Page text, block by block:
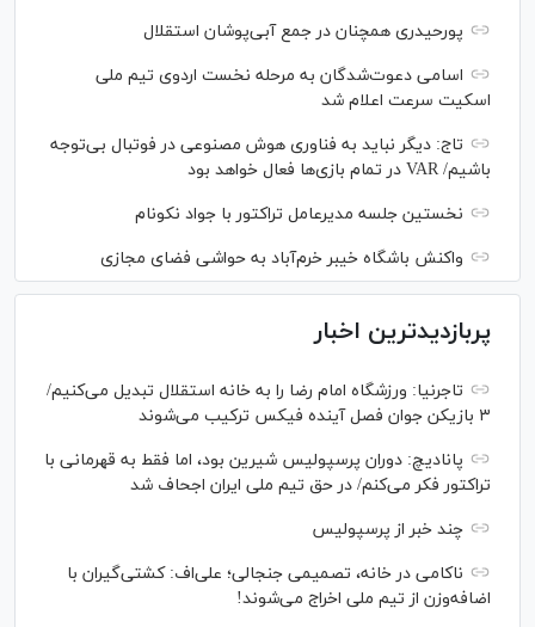
پورحیدری همچنان در جمع آبی‌پوشان استقلال
اسامی دعوت‌شدگان به مرحله نخست اردوی تیم ملی
اسکیت سرعت اعلام شد
تاج: دیگر نباید به فناوری هوش مصنوعی در فوتبال بی‌توجه
باشیم/ VAR در تمام بازی‌ها فعال خواهد بود
نخستین جلسه مدیرعامل تراکتور با جواد نکونام
واکنش باشگاه خیبر خرم‌آباد به حواشی فضای مجازی
پربازدیدترین اخبار
تاجرنیا: ورزشگاه امام رضا را به خانه استقلال تبدیل می‌کنیم/
۳ بازیکن جوان فصل آینده فیکس ترکیب می‌شوند
پانادیچ: دوران پرسپولیس شیرین بود، اما فقط به قهرمانی با
تراکتور فکر می‌کنم/ در حق تیم ملی ایران اجحاف شد
چند خبر از پرسپولیس
ناکامی در خانه، تصمیمی جنجالی؛ علی‌اف: کشتی‌گیران با
اضافه‌وزن از تیم ملی اخراج می‌شوند!